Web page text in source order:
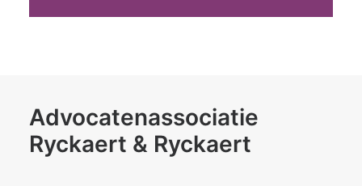
Advocatenassociatie
Ryckaert & Ryckaert